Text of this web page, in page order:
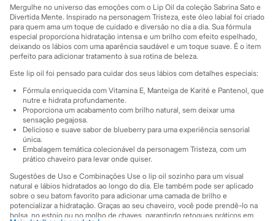
Sandálias
Sapatilhas
Tênis
Marcas
City
Clock House
Mindset
Sawary
Yessica
Moda esportiva
Acessórios
Blusas
Calçados
Leggings
Shorts e Bermudas
Tops
Moda íntima
Calcinhas
Cintas e Modeladores
Meias
Mergulhe no universo das emoções com o Lip Oil da coleção Sabrina Sato e
Divertida Mente. Inspirado na personagem Tristeza, este óleo labial foi criado
para quem ama um toque de cuidado e diversão no dia a dia. Sua fórmula
especial proporciona hidratação intensa e um brilho com efeito espelhado,
deixando os lábios com uma aparência saudável e um toque suave. É o item
perfeito para adicionar tratamento à sua rotina de beleza.
Este lip oil foi pensado para cuidar dos seus lábios com detalhes especiais:
Fórmula enriquecida com Vitamina E, Manteiga de Karité e Pantenol, que
nutre e hidrata profundamente.
Proporciona um acabamento com brilho natural, sem deixar uma
sensação pegajosa.
Delicioso e suave sabor de blueberry para uma experiência sensorial
única.
Embalagem temática colecionável da personagem Tristeza, com um
prático chaveiro para levar onde quiser.
Sugestões de Uso e Combinações Use o lip oil sozinho para um visual
natural e lábios hidratados ao longo do dia. Ele também pode ser aplicado
sobre o seu batom favorito para adicionar uma camada de brilho e
potencializar a hidratação. Graças ao seu chaveiro, você pode prendê-lo na
bolsa, no estojo ou no molho de chaves, garantindo retoques práticos em